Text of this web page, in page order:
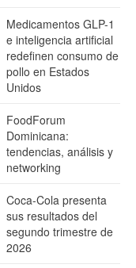
Medicamentos GLP-1
e inteligencia artificial
redefinen consumo de
pollo en Estados
Unidos
FoodForum
Dominicana:
tendencias, análisis y
networking
Coca-Cola presenta
sus resultados del
segundo trimestre de
2026